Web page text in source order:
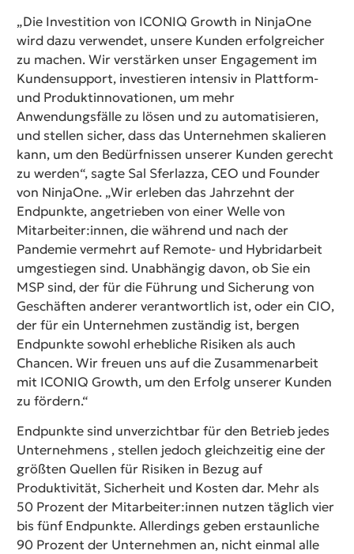
„Die Investition von ICONIQ Growth in NinjaOne
wird dazu verwendet, unsere Kunden erfolgreicher
zu machen. Wir verstärken unser Engagement im
Kundensupport, investieren intensiv in Plattform-
und Produktinnovationen, um mehr
Anwendungsfälle zu lösen und zu automatisieren,
und stellen sicher, dass das Unternehmen skalieren
kann, um den Bedürfnissen unserer Kunden gerecht
zu werden“, sagte Sal Sferlazza, CEO und Founder
von NinjaOne. „Wir erleben das Jahrzehnt der
Endpunkte, angetrieben von einer Welle von
Mitarbeiter:innen, die während und nach der
Pandemie vermehrt auf Remote- und Hybridarbeit
umgestiegen sind. Unabhängig davon, ob Sie ein
MSP sind, der für die Führung und Sicherung von
Geschäften anderer verantwortlich ist, oder ein CIO,
der für ein Unternehmen zuständig ist, bergen
Endpunkte sowohl erhebliche Risiken als auch
Chancen. Wir freuen uns auf die Zusammenarbeit
mit ICONIQ Growth, um den Erfolg unserer Kunden
zu fördern.“
Endpunkte sind unverzichtbar für den Betrieb jedes
Unternehmens , stellen jedoch gleichzeitig eine der
größten Quellen für Risiken in Bezug auf
Produktivität, Sicherheit und Kosten dar. Mehr als
50 Prozent der Mitarbeiter:innen nutzen täglich vier
bis fünf Endpunkte. Allerdings geben erstaunliche
90 Prozent der Unternehmen an, nicht einmal alle